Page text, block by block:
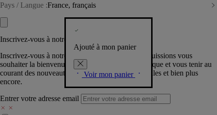
Pays / Langue :France, français
Ajouté à mon panier
Voir mon panier
Inscrivez-vous à notre Newsletter
Inscrivez-vous à notre newsletter pour que nous puissions vous
souhaiter la bienvenue dans la communauté Diptyque et vous tenir au
courant des nouveautés, événements, offres spéciales et bien plus
encore.
Entrer votre adresse email